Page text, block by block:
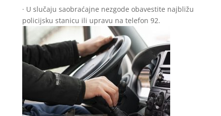
· U slučaju saobraćajne nezgode obavestite najbližu
policijsku stanicu ili upravu na telefon 92.